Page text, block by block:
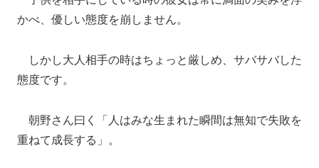
かべ、優しい態度を崩しません。
しかし大人相手の時はちょっと厳しめ、サバサバした
態度です。
朝野さん曰く「人はみな生まれた瞬間は無知で失敗を
重ねて成長する」。